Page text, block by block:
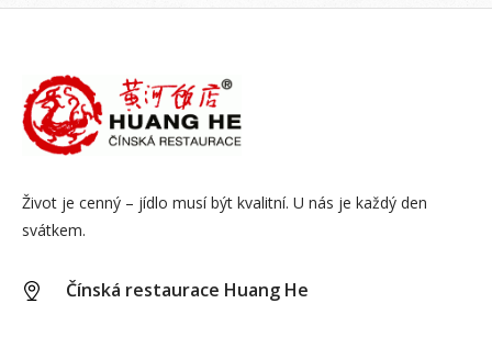
Život je cenný – jídlo musí být kvalitní. U nás je každý den
svátkem.
Čínská restaurace Huang He